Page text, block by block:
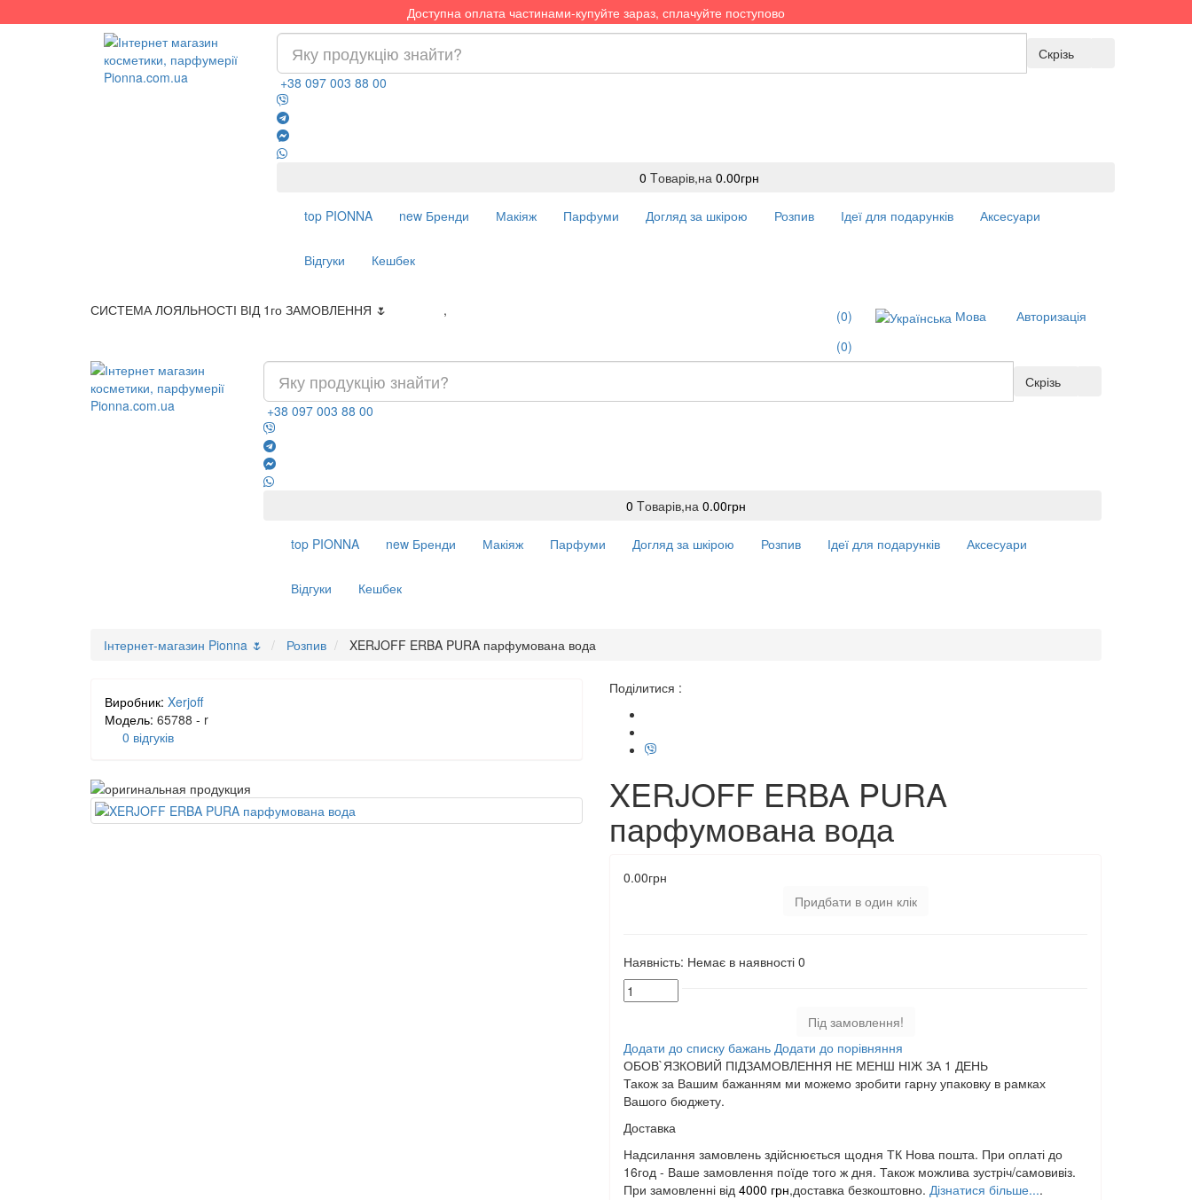
Доступна оплата частинами-купуйте зараз, сплачуйте поступово
Скрізь
+38 097 003 88 00
0 Tоварів,на 0.00грн
top PIONNA new Бренди Макіяж Парфуми Догляд за шкірою Розпив Ідеї для подарунків Аксесуари
Відгуки Кешбек
СИСТЕМА ЛОЯЛЬНОСТІ ВІД 1го ЗАМОВЛЕННЯ 🌷 , Авторизація
Мова
(0)
(0)
Скрізь
+38 097 003 88 00
0 Tоварів,на 0.00грн
top PIONNA new Бренди Макіяж Парфуми Догляд за шкірою Розпив Ідеї для подарунків Аксесуари
Відгуки Кешбек
Інтернет-магазин Pionna 🌷 Розпив XERJOFF ERBA PURA парфумована вода
Виробник: Xerjoff
Модель: 65788 - r
0 відгуків
Поділитися :
XERJOFF ERBA PURA
парфумована вода
0.00грн
Придбати в один клік
Наявність: Немає в наявності 0
Під замовлення!
Додати до списку бажань Додати до порівняння
ОБОВ`ЯЗКОВИЙ ПІДЗАМОВЛЕННЯ НЕ МЕНШ НІЖ ЗА 1 ДЕНЬ
Також за Вашим бажанням ми можемо зробити гарну упаковку в рамках
Вашого бюджету.
Доставка
Надсилання замовлень здійснюється щодня ТК Нова пошта. При оплаті до
16год - Ваше замовлення поїде того ж дня. Також можлива зустріч/самовивіз.
При замовленні від 4000 грн,доставка безкоштовно. Дізнатися більше....